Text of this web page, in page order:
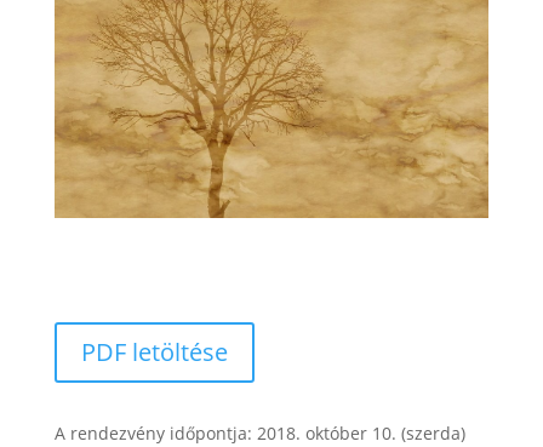
PDF letöltése
A rendezvény időpontja: 2018. október 10. (szerda)